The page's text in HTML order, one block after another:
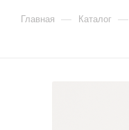
Главная — Каталог —